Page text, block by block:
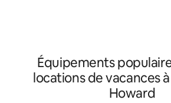
Équipements
locations de vacances
Howard